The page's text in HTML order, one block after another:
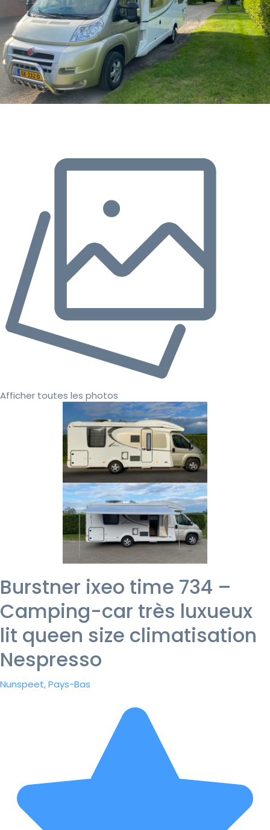
Afficher toutes les photos
Burstner ixeo time 734 –
Camping-car très luxueux
lit queen size climatisation
Nespresso
Nunspeet, Pays-Bas